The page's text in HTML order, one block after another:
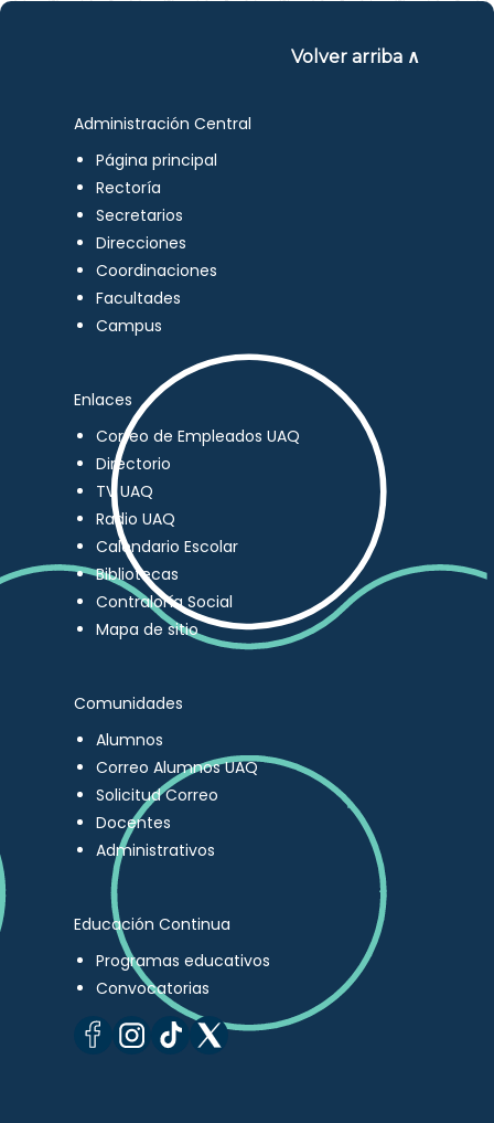
Volver arriba ∧
Administración Central
Página principal
Rectoría
Secretarios
Direcciones
Coordinaciones
Facultades
Campus
Enlaces
Correo de Empleados UAQ
Directorio
TV UAQ
Radio UAQ
Calendario Escolar
Bibliotecas
Contraloría Social
Mapa de sitio
Comunidades
Alumnos
Correo Alumnos UAQ
Solicitud Correo
Docentes
Administrativos
Educación Continua
Programas educativos
Convocatorias